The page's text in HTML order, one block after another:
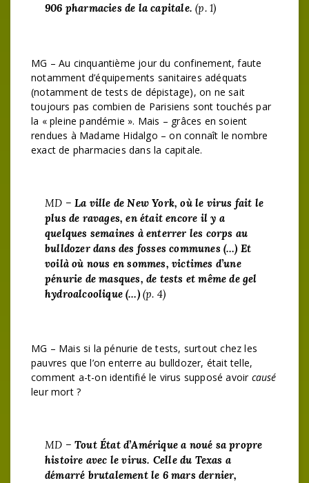
906 pharmacies de la capitale. (p. 1)
MG – Au cinquantième jour du confinement, faute
notamment d’équipements sanitaires adéquats
(notamment de tests de dépistage), on ne sait
toujours pas combien de Parisiens sont touchés par
la « pleine pandémie ». Mais – grâces en soient
rendues à Madame Hidalgo – on connaît le nombre
exact de pharmacies dans la capitale.
MD – La ville de New York, où le virus fait le
plus de ravages, en était encore il y a
quelques semaines à enterrer les corps au
bulldozer dans des fosses communes (…) Et
voilà où nous en sommes, victimes d’une
pénurie de masques, de tests et même de gel
hydroalcoolique (…)(p. 4)
MG – Mais si la pénurie de tests, surtout chez les
pauvres que l’on enterre au bulldozer, était telle,
comment a-t-on identifié le virus supposé avoir causé
leur mort ?
MD – Tout État d’Amérique a noué sa propre
histoire avec le virus. Celle du Texas a
démarré brutalement le 6 mars dernier,